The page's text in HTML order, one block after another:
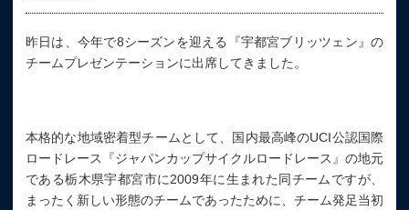
昨日は、今年で8シーズンを迎える『宇都宮ブリッツェン』の
チームプレゼンテーションに出席してきました。
本格的な地域密着型チームとして、国内最高峰のUCI公認国際
ロードレース『ジャパンカップサイクルロードレース』の地元
である栃木県宇都宮市に2009年に生まれた同チームですが、
まったく新しい形態のチームであったために、チーム発足当初